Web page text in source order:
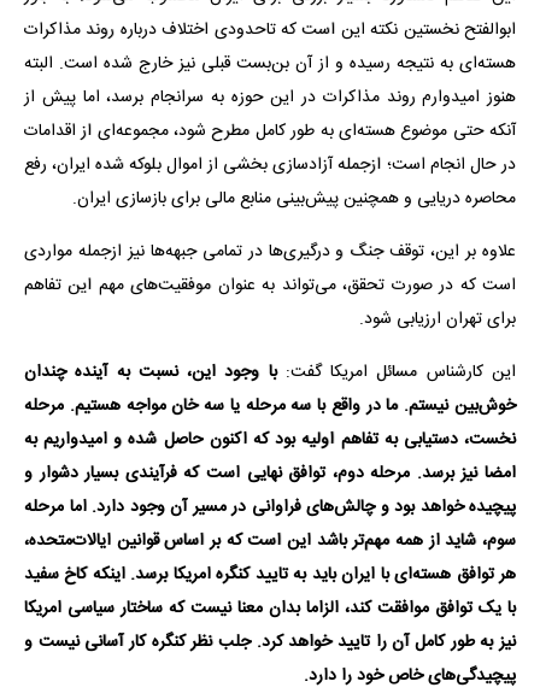
ابوالفتح نخستین نکته این است که تاحدودی اختلاف درباره روند مذاکرات
هسته‌ای به نتیجه رسیده و از آن بن‌بست قبلی نیز خارج شده است. البته
هنوز امیدوارم روند مذاکرات در این حوزه به سرانجام برسد، اما پیش از
آنکه حتی موضوع هسته‌ای به ‌طور کامل مطرح شود، مجموعه‌ای از اقدامات
در حال انجام است؛ ازجمله آزادسازی بخشی از اموال بلوکه‌ شده ایران، رفع
محاصره دریایی و همچنین پیش‌بینی منابع مالی برای بازسازی ایران.
علاوه بر این، توقف جنگ و درگیری‌ها در تمامی جبهه‌ها نیز ازجمله مواردی
است که در صورت تحقق، می‌تواند به عنوان موفقیت‌های مهم این تفاهم
برای تهران ارزیابی شود.
این کارشناس مسائل امریکا گفت:با وجود این، نسبت به آینده چندان
خوش‌بین نیستم. ما در واقع با سه مرحله یا سه خان مواجه هستیم. مرحله
نخست، دستیابی به تفاهم اولیه بود که اکنون حاصل شده و امیدواریم به
امضا نیز برسد. مرحله دوم، توافق نهایی است که فرآیندی بسیار دشوار و
پیچیده خواهد بود و چالش‌های فراوانی در مسیر آن وجود دارد. اما مرحله
سوم، شاید از همه مهم‌تر باشد این است که بر اساس قوانین ایالات‌متحده،
هر توافق هسته‌ای با ایران باید به تایید کنگره امریکا برسد. اینکه کاخ سفید
با یک توافق موافقت کند، الزاما بدان معنا نیست که ساختار سیاسی امریکا
نیز به ‌طور کامل آن را تایید خواهد کرد. جلب نظر کنگره کار آسانی نیست و
پیچیدگی‌های خاص خود را دارد.